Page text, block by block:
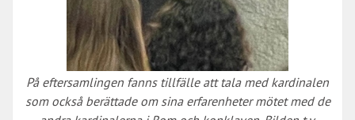
På eftersamlingen fanns tillfälle att tala med kardinalen
som också berättade om sina erfarenheter mötet med de